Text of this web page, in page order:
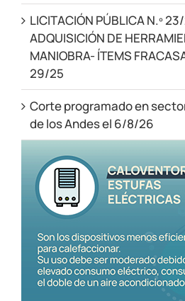
LICITACIÓN PÚBLICA N.º
ADQUISICIÓN DE
MANIOBRA- ÍTEMS
29/25
Corte programado en
de los Andes el 6/8/26